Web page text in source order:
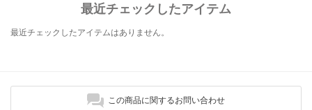
最近チェックしたアイテム
最近チェックしたアイテムはありません。
この商品に関するお問い合わせ